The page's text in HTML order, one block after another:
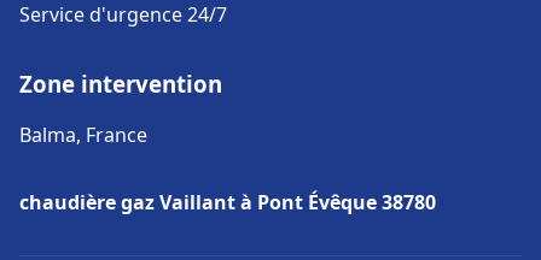
Service d'urgence 24/7
Zone intervention
Balma, France
chaudière gaz Vaillant à Pont Évêque 38780